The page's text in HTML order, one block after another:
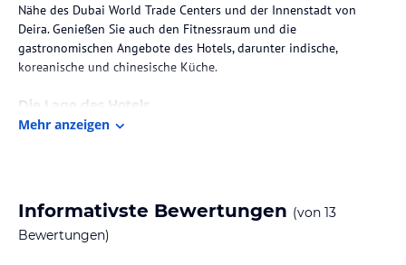
Nähe des Dubai World Trade Centers und der Innenstadt von
Deira. Genießen Sie auch den Fitnessraum und die
gastronomischen Angebote des Hotels, darunter indische,
koreanische und chinesische Küche.
Die Lage des Hotels
Das Admiral Plaza Hotel befindet sich in zentraler Lage in Dubai,
öffentliche Verkehrsmittel, darunter die Dubai Metro Green Line,
die nur 800 m entfernt ist.
Mehr anzeigen
Informativste Bewertungen (von 13
Bewertungen)